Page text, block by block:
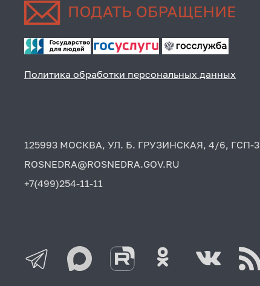
Политика обработки персональных данных
125993 МОСКВА, УЛ. Б. ГРУЗИНСКАЯ, 4/6, ГСП-3
ROSNEDRA@ROSNEDRA.GOV.RU
+7(499)254-11-11